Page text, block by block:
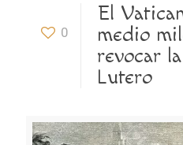
0
El
medio
revocar
Lutero